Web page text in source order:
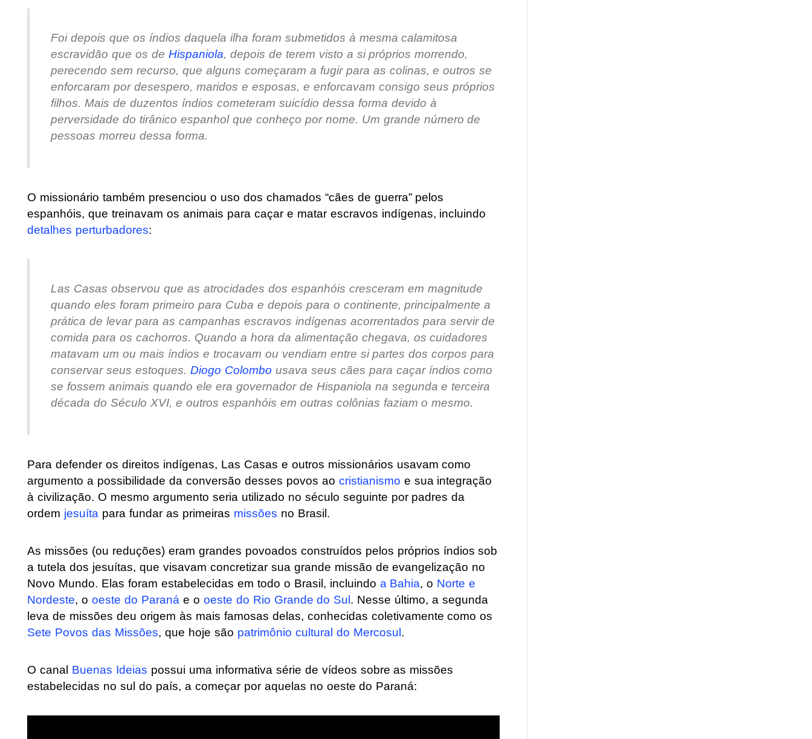
Foi depois que os índios daquela ilha foram submetidos à mesma calamitosa
escravidão que os de Hispaniola, depois de terem visto a si próprios morrendo,
perecendo sem recurso, que alguns começaram a fugir para as colinas, e outros se
enforcaram por desespero, maridos e esposas, e enforcavam consigo seus próprios
filhos. Mais de duzentos índios cometeram suicídio dessa forma devido à
perversidade do tirânico espanhol que conheço por nome. Um grande número de
pessoas morreu dessa forma.
O missionário também presenciou o uso dos chamados “cães de guerra” pelos
espanhóis, que treinavam os animais para caçar e matar escravos indígenas, incluindo
detalhes perturbadores:
Las Casas observou que as atrocidades dos espanhóis cresceram em magnitude
quando eles foram primeiro para Cuba e depois para o continente, principalmente a
prática de levar para as campanhas escravos indígenas acorrentados para servir de
comida para os cachorros. Quando a hora da alimentação chegava, os cuidadores
matavam um ou mais índios e trocavam ou vendiam entre si partes dos corpos para
conservar seus estoques. Diogo Colombo usava seus cães para caçar índios como
se fossem animais quando ele era governador de Hispaniola na segunda e terceira
década do Século XVI, e outros espanhóis em outras colônias faziam o mesmo.
Para defender os direitos indígenas, Las Casas e outros missionários usavam como
argumento a possibilidade da conversão desses povos ao cristianismo e sua integração
à civilização. O mesmo argumento seria utilizado no século seguinte por padres da
ordem jesuíta para fundar as primeiras missões no Brasil.
As missões (ou reduções) eram grandes povoados construídos pelos próprios índios sob
a tutela dos jesuítas, que visavam concretizar sua grande missão de evangelização no
Novo Mundo. Elas foram estabelecidas em todo o Brasil, incluindo a Bahia, o Norte e
Nordeste, o oeste do Paraná e o oeste do Rio Grande do Sul . Nesse último, a segunda
leva de missões deu origem às mais famosas delas, conhecidas coletivamente como os
Sete Povos das Missões, que hoje são patrimônio cultural do Mercosul .
O canal Buenas Ideias possui uma informativa série de vídeos sobre as missões
estabelecidas no sul do país, a começar por aquelas no oeste do Paraná: